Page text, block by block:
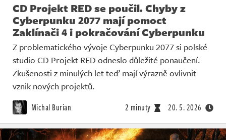
CD Projekt RED se poučil. Chyby z
Cyberpunku 2077 mají pomoct
Zaklínači 4 i pokračování Cyberpunku
Z problematického vývoje Cyberpunku 2077 si polské
studio CD Projekt RED odneslo důležité ponaučení.
Zkušenosti z minulých let teď mají výrazně ovlivnit
vznik nových projektů.
Michal Burian 2 minuty 20. 5. 2026